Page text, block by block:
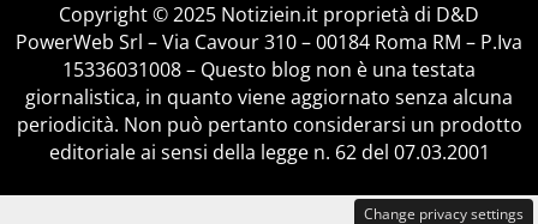
Copyright © 2025 Notiziein.it proprietà di D&D
PowerWeb Srl – Via Cavour 310 – 00184 Roma RM – P.Iva
15336031008 – Questo blog non è una testata
giornalistica, in quanto viene aggiornato senza alcuna
periodicità. Non può pertanto considerarsi un prodotto
editoriale ai sensi della legge n. 62 del 07.03.2001
Change privacy settings